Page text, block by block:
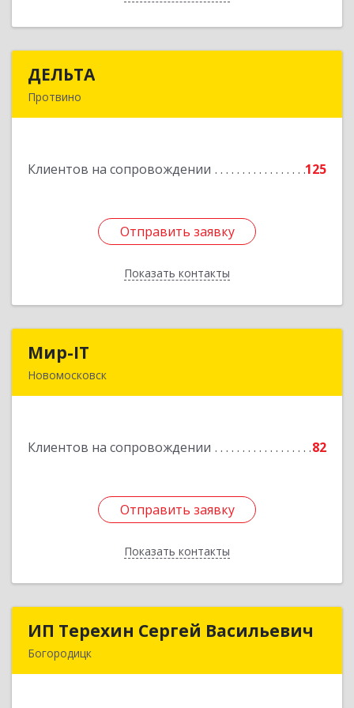
ДЕЛЬТА
Протвино
Клиентов на сопровождении 125
Отправить заявку
Показать контакты
Подробнее
Отправить заявку
Назад
Мир-IT
Новомосковск
Клиентов на сопровождении 82
Отправить заявку
Показать контакты
Подробнее
Отправить заявку
Назад
ИП Терехин Сергей Васильевич
Богородицк
ИП Терехин Сергей Васильевич